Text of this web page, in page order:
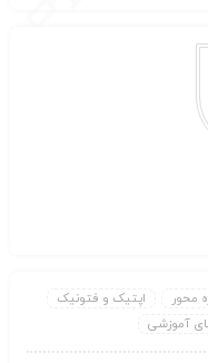
محور
اپتیک و فتونیک
آموزشی